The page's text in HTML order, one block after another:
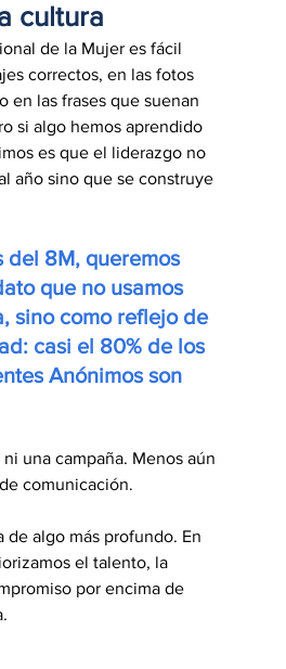
cultura
de la Mujer es fácil
correctos, en las fotos
en las frases que suenan
si algo hemos aprendido
es que el liderazgo no
año sino que se construye
del 8M, queremos
que no usamos
sino como reflejo de
casi el 80% de los
Anónimos son
una campaña. Menos aún
comunicación.
de algo más profundo. En
el talento, la
por encima de